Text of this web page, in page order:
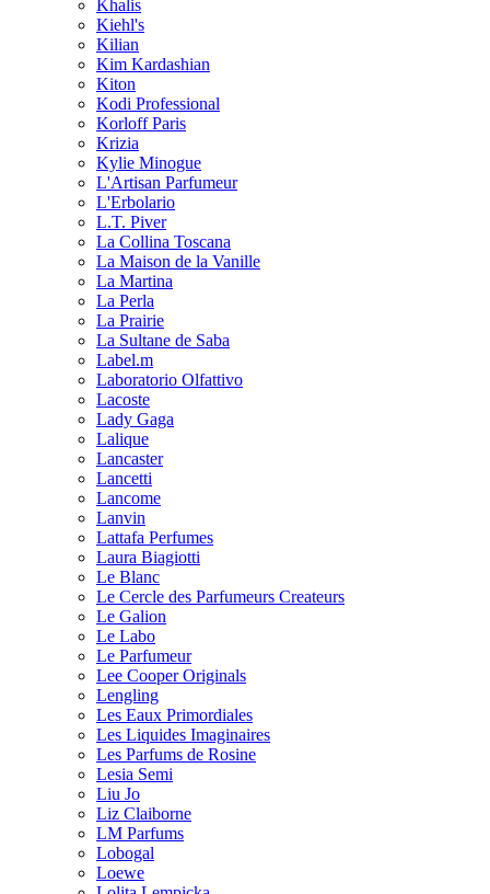
Khalis
Kiehl's
Kilian
Kim Kardashian
Kiton
Kodi Professional
Korloff Paris
Krizia
Kylie Minogue
L'Artisan Parfumeur
L'Erbolario
L.T. Piver
La Collina Toscana
La Maison de la Vanille
La Martina
La Perla
La Prairie
La Sultane de Saba
Label.m
Laboratorio Olfattivo
Lacoste
Lady Gaga
Lalique
Lancaster
Lancetti
Lancome
Lanvin
Lattafa Perfumes
Laura Biagiotti
Le Blanc
Le Cercle des Parfumeurs Createurs
Le Galion
Le Labo
Le Parfumeur
Lee Cooper Originals
Lengling
Les Eaux Primordiales
Les Liquides Imaginaires
Les Parfums de Rosine
Lesia Semi
Liu Jo
Liz Claiborne
LM Parfums
Lobogal
Loewe